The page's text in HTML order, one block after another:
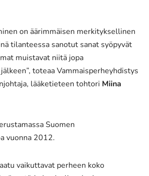
on äärimmäisen merkityksellinen
tilanteessa sanotut sanat syöpyvät
muistavat niitä jopa
toteaa Vammaisperheyhdistys
lääketieteen tohtori Miina
Suomen
vuonna 2012.
vaikuttavat perheen koko